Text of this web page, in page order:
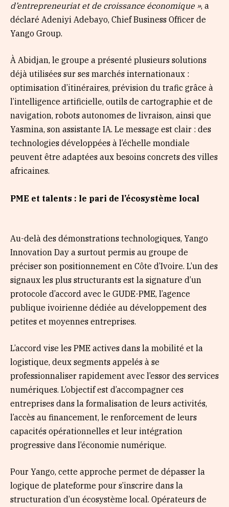
d’entrepreneuriat et de croissance économique », a
déclaré Adeniyi Adebayo, Chief Business Officer de
Yango Group.
À Abidjan, le groupe a présenté plusieurs solutions
déjà utilisées sur ses marchés internationaux :
optimisation d’itinéraires, prévision du trafic grâce à
l’intelligence artificielle, outils de cartographie et de
navigation, robots autonomes de livraison, ainsi que
Yasmina, son assistante IA. Le message est clair : des
technologies développées à l’échelle mondiale
peuvent être adaptées aux besoins concrets des villes
africaines.
PME et talents : le pari de l’écosystème local
Au-delà des démonstrations technologiques, Yango
Innovation Day a surtout permis au groupe de
préciser son positionnement en Côte d’Ivoire. L’un des
signaux les plus structurants est la signature d’un
protocole d’accord avec le GUDE-PME, l’agence
publique ivoirienne dédiée au développement des
petites et moyennes entreprises.
L’accord vise les PME actives dans la mobilité et la
logistique, deux segments appelés à se
professionnaliser rapidement avec l’essor des services
numériques. L’objectif est d’accompagner ces
entreprises dans la formalisation de leurs activités,
l’accès au financement, le renforcement de leurs
capacités opérationnelles et leur intégration
progressive dans l’économie numérique.
Pour Yango, cette approche permet de dépasser la
logique de plateforme pour s’inscrire dans la
structuration d’un écosystème local. Opérateurs de